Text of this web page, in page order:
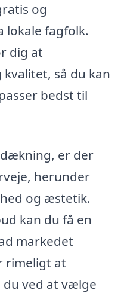
og
lokale fagfolk.
dig at
så du kan
bedst til
er der
herunder
og æstetik.
kan du få en
markedet
rimeligt at
du ved at vælge